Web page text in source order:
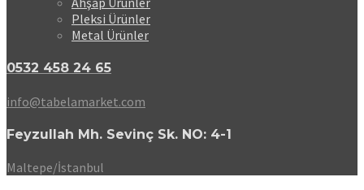
Pleksi Ürünler
Metal Ürünler
0532 458 24 65
info@tabelamarket.com
Feyzullah Mh. Sevinç Sk. NO: 4-1
Maltepe/İstanbul